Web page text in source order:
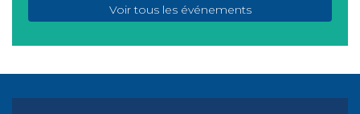
Voir tous les événements